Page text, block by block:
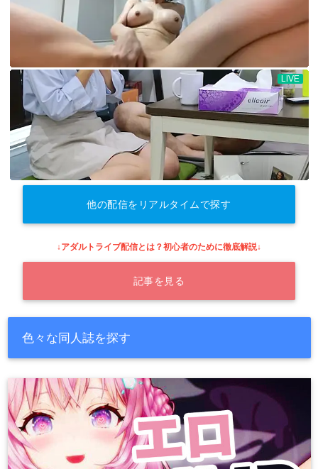
他の配信をリアルタイムで探す
↓アダルトライブ配信とは？初心者のために徹底解説↓
記事を見る
色々な同人誌を探す